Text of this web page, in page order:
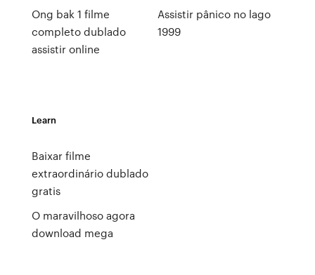
Ong bak 1 filme
completo dublado
assistir online
Assistir pânico no lago
1999
Learn
Baixar filme
extraordinário dublado
gratis
O maravilhoso agora
download mega